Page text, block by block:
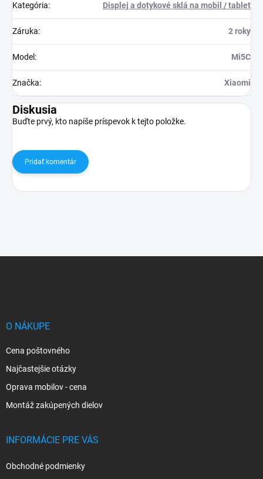
Kategória: Displej a dotykové sklá na mobil / tablet
Záruka: 2 roky
Model : Mi5C
Značka: Xiaomi
Diskusia
Buďte prvý, kto napíše príspevok k tejto položke.
Pridať komentár
O NÁKUPE
Cena poštovného
Najčastejšie otázky
Oprava mobilov - cena
Montáž zakúpených dielov
INFORMÁCIE PRE VÁS
Obchodné podmienky